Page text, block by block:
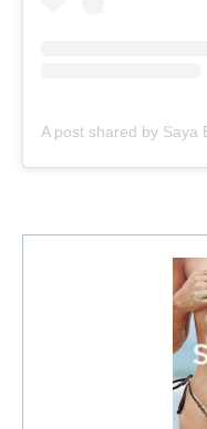
A post shared by Saya